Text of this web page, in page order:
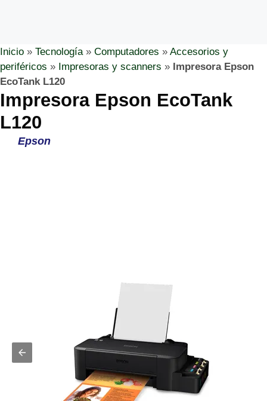
Inicio » Tecnología» Computadores » Accesorios y
periféricos » Impresoras y scanners » Impresora Epson
EcoTank L120
Impresora Epson EcoTank
L120
Epson